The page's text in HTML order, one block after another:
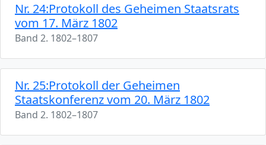
Nr. 24:Protokoll des Geheimen Staatsrats
vom 17. März 1802
Band 2. 1802–1807
Nr. 25:Protokoll der Geheimen
Staatskonferenz vom 20. März 1802
Band 2. 1802–1807